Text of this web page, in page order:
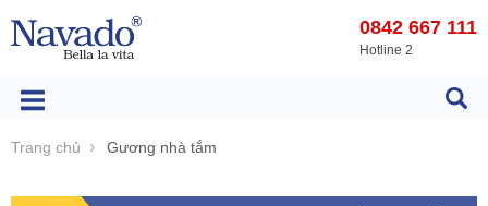
0842 667 111
Hotline 2
Trang chủ Gương nhà tắm